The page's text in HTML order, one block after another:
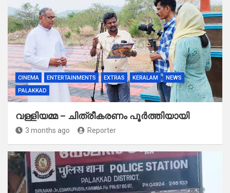
CINEMA ENTERTAINMENTS EXTRAS KERALAM
NEWS
PALAKKAD
വള്ളിയമ്മ – ചിത്രീകരണം പൂർത്തിയായി
3 months ago Reporter